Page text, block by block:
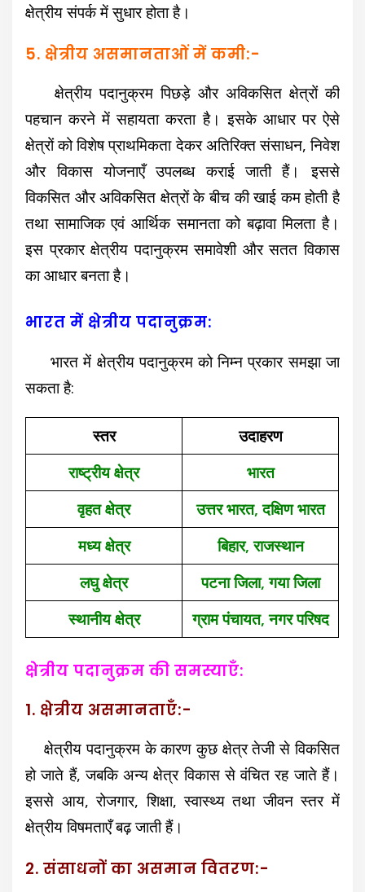
क्षेत्रीय संपर्क में सुधार होता है।
5. क्षेत्रीय असमानताओं में कमी:-
क्षेत्रीय पदानुक्रम पिछड़े और अविकसित क्षेत्रों की
पहचान करने में सहायता करता है। इसके आधार पर ऐसे
क्षेत्रों को विशेष प्राथमिकता देकर अतिरिक्त संसाधन, निवेश
और विकास योजनाएँ उपलब्ध कराई जाती हैं। इससे
विकसित और अविकसित क्षेत्रों के बीच की खाई कम होती है
तथा सामाजिक एवं आर्थिक समानता को बढ़ावा मिलता है।
इस प्रकार क्षेत्रीय पदानुक्रम समावेशी और सतत विकास
का आधार बनता है।
भारत में क्षेत्रीय पदानुक्रम:
भारत में क्षेत्रीय पदानुक्रम को निम्न प्रकार समझा जा
सकता है:
स्तर
उदाहरण
राष्ट्रीय क्षेत्र
भारत
वृहत क्षेत्र
उत्तर भारत, दक्षिण भारत
मध्य क्षेत्र
बिहार, राजस्थान
लघु क्षेत्र
पटना जिला, गया जिला
स्थानीय क्षेत्र
ग्राम पंचायत, नगर परिषद
क्षेत्रीय पदानुक्रम की समस्याएँ:
1. क्षेत्रीय असमानताएँ:-
क्षेत्रीय पदानुक्रम के कारण कुछ क्षेत्र तेजी से विकसित
हो जाते हैं, जबकि अन्य क्षेत्र विकास से वंचित रह जाते हैं।
इससे आय, रोजगार, शिक्षा, स्वास्थ्य तथा जीवन स्तर में
क्षेत्रीय विषमताएँ बढ़ जाती हैं।
2. संसाधनों का असमान वितरण:-